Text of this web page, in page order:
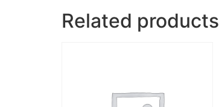
Related products